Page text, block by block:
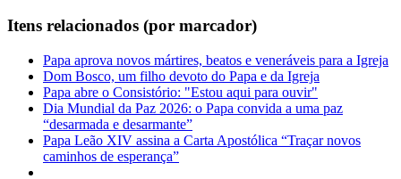
Itens relacionados (por marcador)
Papa aprova novos mártires, beatos e veneráveis para a Igreja
Dom Bosco, um filho devoto do Papa e da Igreja
Papa abre o Consistório: "Estou aqui para ouvir"
Dia Mundial da Paz 2026: o Papa convida a uma paz
“desarmada e desarmante”
Papa Leão XIV assina a Carta Apostólica “Traçar novos
caminhos de esperança”